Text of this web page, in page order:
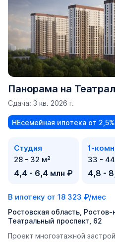
Панорама на
Сдача: 3 кв. 2026 г.
НЕсемейная ипотека от 2,5%
Студия
28 - 32 м²
4,4 - 6,4 млн ₽
1-
33 -
4,8 -
В ипотеку от 18 323 ₽/мес
Ростовская область,
Театральный проспект, 62
Проект многоэтажной